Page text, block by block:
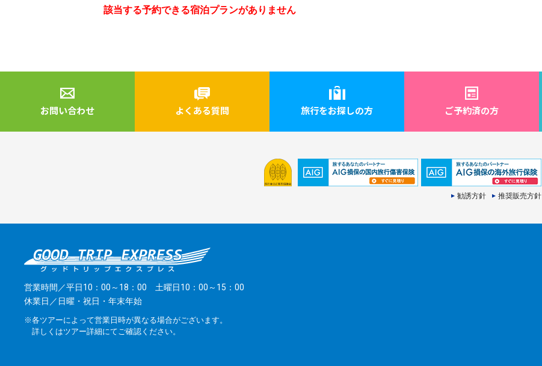
該当する予約できる宿泊プランがありません
お問い合わせ よくある質問 旅行をお探しの方 ご予約済の方
勧誘方針 推奨販売方針
営業時間／平日10：00～18：00 土曜日10：00～15：00
休業日／日曜・祝日・年末年始
※各ツアーによって営業日時が異なる場合がございます。
詳しくはツアー詳細にてご確認ください。